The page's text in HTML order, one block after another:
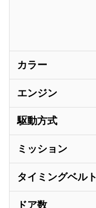
カラー
エンジン
駆動方式
ミッション
タイミングベルト
ドア数